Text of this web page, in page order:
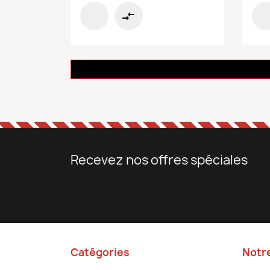
compare_arrows
Recevez nos offres spéciales
Catégories